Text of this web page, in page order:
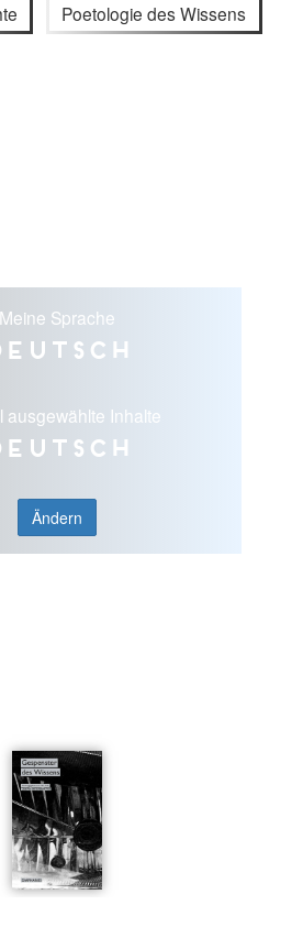
Poetologie des Wissens
Meine Sprache
ausgewählte Inhalte
Ändern